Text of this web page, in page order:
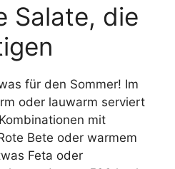
Salate, die
für den Sommer! Im
oder lauwarm serviert
mit
Bete oder warmem
Feta oder